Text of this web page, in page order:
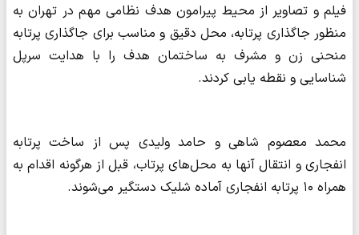
فیلم و تصاویر از محیط پیرامون هدف نظامی مهم در تهران به
منظور جاگذاری پرتابه، محل دقیق و مناسب برای جاگذاری پرتابه
منحنی زن و مشرف به ساختمان هدف را با هدایت سرپل
شناسایی و نقطه یابی کردند.
محمد معصوم شاهی و حامد ولیدی پس از ساخت پرتابه
انفجاری و انتقال آنها به محل‌های پرتاب، قبل از هرگونه اقدام به
همراه ۱۰ پرتابه انفجاری آماده شلیک دستگیر می‌شوند.